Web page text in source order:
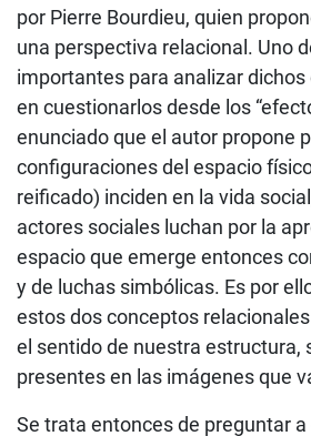
por Pierre Bourdieu, quien
una perspectiva relacional. Uno
importantes para analizar
en cuestionarlos desde los
enunciado que el autor propone
configuraciones del espacio
reificado) inciden en la vida
actores sociales luchan por la
espacio que emerge entonces
y de luchas simbólicas. Es por
estos dos conceptos
el sentido de nuestra estructura,
presentes en las imágenes que
Se trata entonces de preguntar